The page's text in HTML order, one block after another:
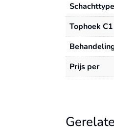
Schachttype
Tophoek C1
Prijs per